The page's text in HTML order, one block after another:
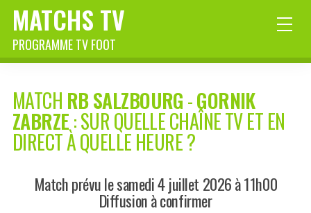
MATCHS TV
PROGRAMME TV FOOT
MATCH RB SALZBOURG-GORNIK
ZABRZE: SUR QUELLE CHAÎNE TV ET EN
DIRECT À QUELLE HEURE ?
Match prévu le samedi 4 juillet 2026 à 11h00
Diffusion à confirmer